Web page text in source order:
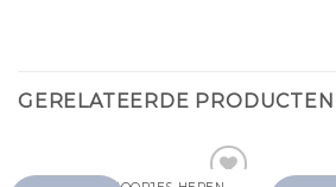
GERELATEERDE PRODUCTEN